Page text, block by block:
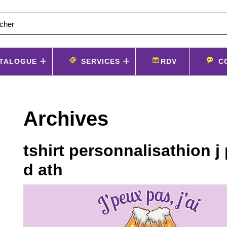
SERVICES RDV
Archives
tshirt personnalisathion j
d ath